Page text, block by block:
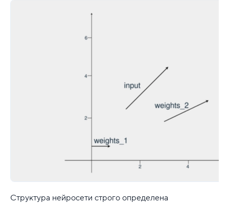
Структура нейросети строго определена